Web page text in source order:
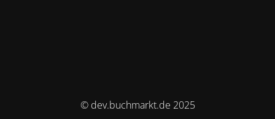
© dev.buchmarkt.de 2025